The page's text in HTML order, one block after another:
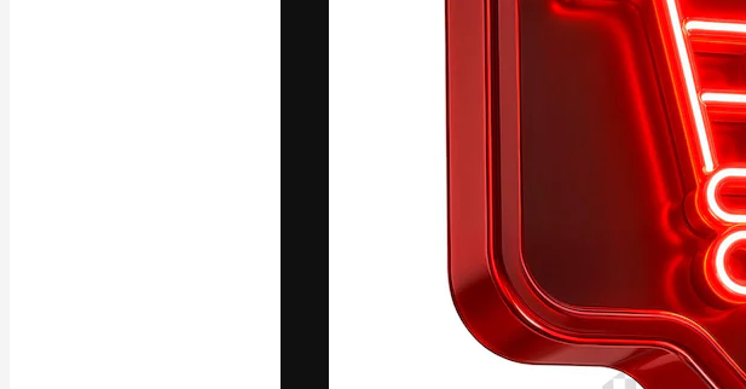
Copyright © 2010-2026Freepik Company S.L.U.